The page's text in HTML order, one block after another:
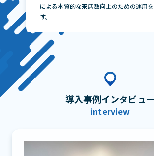
による本質的な来店数向上のための運用
す。
導入事例インタビュー
interview